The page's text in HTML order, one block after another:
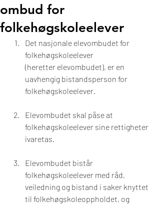
ombud for
folkehøgskoleelever
Det nasjonale elevombudet for
folkehøgskoleelever
(heretter elevombudet), er en
uavhengig bistandsperson for
folkehøgskoleelever.
Elevombudet skal påse at
folkehøgskoleelever sine rettigheter
ivaretas.
Elevombudet bistår
folkehøgskoleelever med råd,
veiledning og bistand i saker knyttet
til folkehøgskoleoppholdet, og